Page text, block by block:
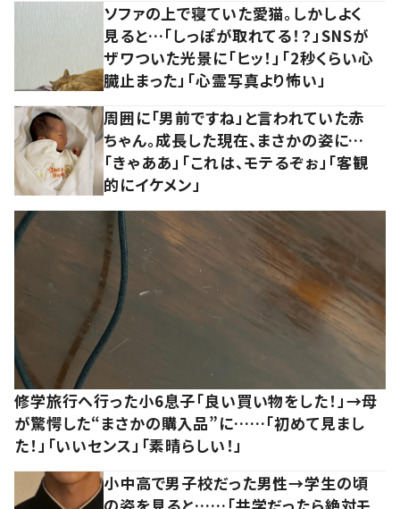
ソファの上で寝ていた愛猫。しかしよく
見ると…「しっぽが取れてる！？」SNSが
ザワついた光景に「ヒッ！」「2秒くらい心
臓止まった」「心霊写真より怖い」
周囲に「男前ですね」と言われていた赤
ちゃん。成長した現在、まさかの姿に…
「きゃああ」「これは、モテるぞぉ」「客観
的にイケメン」
修学旅行へ行った小6息子「良い買い物をした！」→母
が驚愕した“まさかの購入品”に……「初めて見まし
た！」「いいセンス」「素晴らしい！」
小中高で男子校だった男性→学生の頃